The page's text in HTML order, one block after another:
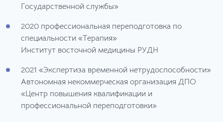
Государственной службы»
2020 профессиональная переподготовка по
специальности «Терапия»
Институт восточной медицины РУДН
2021 «Экспертиза временной нетрудоспособности»
Автономная некоммерческая организация ДПО
«Центр повышения квалификации и
профессиональной переподготовки»